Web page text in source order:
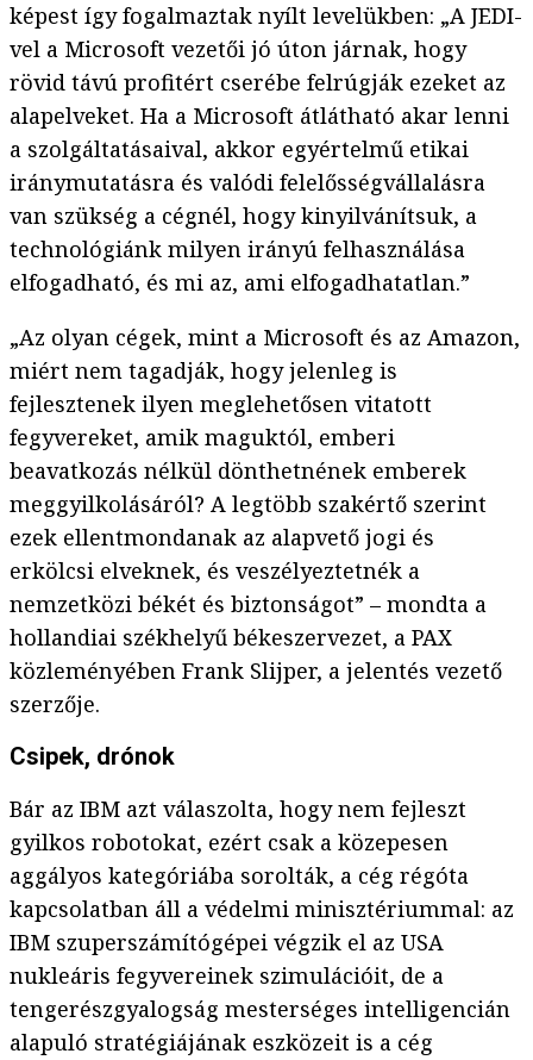
képest így fogalmaztak nyílt levelükben: „A JEDI-
vel a Microsoft vezetői jó úton járnak, hogy
rövid távú profitért cserébe felrúgják ezeket az
alapelveket. Ha a Microsoft átlátható akar lenni
a szolgáltatásaival, akkor egyértelmű etikai
iránymutatásra és valódi felelősségvállalásra
van szükség a cégnél, hogy kinyilvánítsuk, a
technológiánk milyen irányú felhasználása
elfogadható, és mi az, ami elfogadhatatlan.”
„Az olyan cégek, mint a Microsoft és az Amazon,
miért nem tagadják, hogy jelenleg is
fejlesztenek ilyen meglehetősen vitatott
fegyvereket, amik maguktól, emberi
beavatkozás nélkül dönthetnének emberek
meggyilkolásáról? A legtöbb szakértő szerint
ezek ellentmondanak az alapvető jogi és
erkölcsi elveknek, és veszélyeztetnék a
nemzetközi békét és biztonságot” – mondta a
hollandiai székhelyű békeszervezet, a PAX
közleményében Frank Slijper, a jelentés vezető
szerzője.
Csipek, drónok
Bár az IBM azt válaszolta, hogy nem fejleszt
gyilkos robotokat, ezért csak a közepesen
aggályos kategóriába sorolták, a cég régóta
kapcsolatban áll a védelmi minisztériummal: az
IBM szuperszámítógépei végzik el az USA
nukleáris fegyvereinek szimulációit, de a
tengerészgyalogság mesterséges intelligencián
alapuló stratégiájának eszközeit is a cég